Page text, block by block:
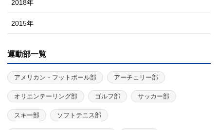
2018年
2015年
運動部一覧
アメリカン・フットボール部 アーチェリー部
オリエンテーリング部 ゴルフ部 サッカー部
スキー部 ソフトテニス部